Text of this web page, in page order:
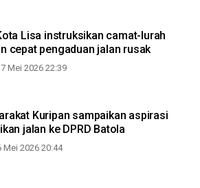
Lisa instruksikan camat-lurah
cepat pengaduan jalan rusak
Mei 2026 22:39
Kuripan sampaikan aspirasi
jalan ke DPRD Batola
Mei 2026 20:44